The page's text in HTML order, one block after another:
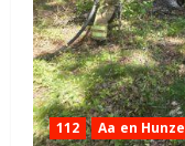
112 Aa en Hunze